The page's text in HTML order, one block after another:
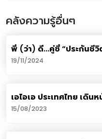
คลังความรู้อื่นๆ
พี่ (ว่า) ดี...คู่ซี้ “ประกันชีวิ
19/11/2024
เอไอเอ ประเทศไทย เดิ
เอฟซี พร้อมร่วมงานเปิด
15/08/2023